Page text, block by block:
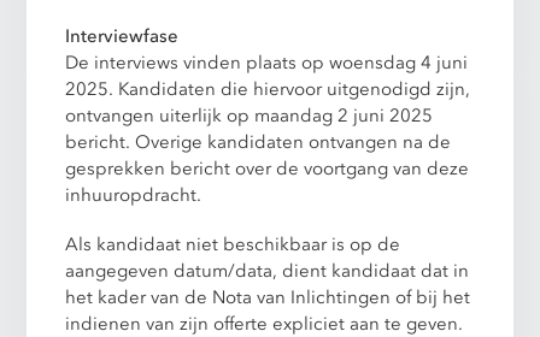
Interviewfase
De interviews vinden plaats op woensdag 4 juni
2025. Kandidaten die hiervoor uitgenodigd zijn,
ontvangen uiterlijk op maandag 2 juni 2025
bericht. Overige kandidaten ontvangen na de
gesprekken bericht over de voortgang van deze
inhuuropdracht.
Als kandidaat niet beschikbaar is op de
aangegeven datum/data, dient kandidaat dat in
het kader van de Nota van Inlichtingen of bij het
indienen van zijn offerte expliciet aan te geven.